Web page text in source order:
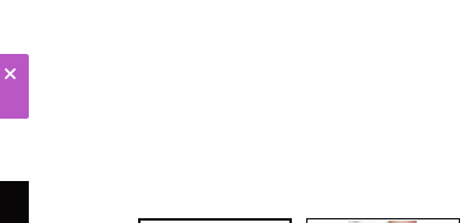
bisherigen Vorgänge